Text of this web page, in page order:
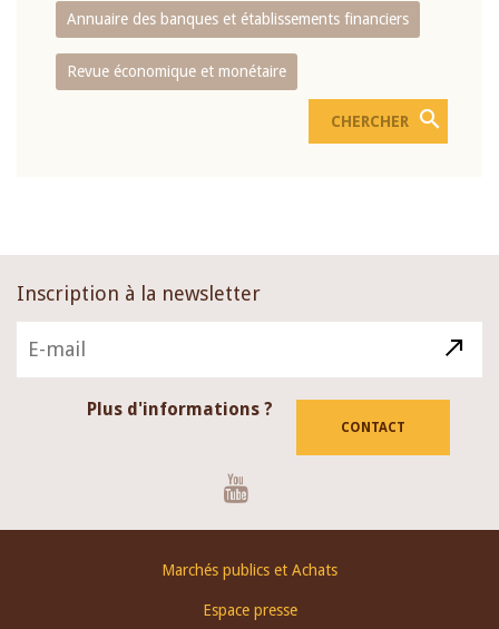
Annuaire des banques et établissements financiers
Revue économique et monétaire
Inscription à la newsletter
Plus d'informations ?
CONTACT
Marchés publics et Achats
Espace presse